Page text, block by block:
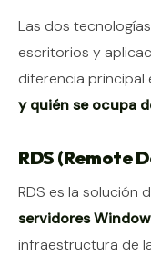
Las dos
escritorios y
diferencia principal
y quién se ocupa
RDS (Remote
RDS es la solución
servidores
infraestructura de